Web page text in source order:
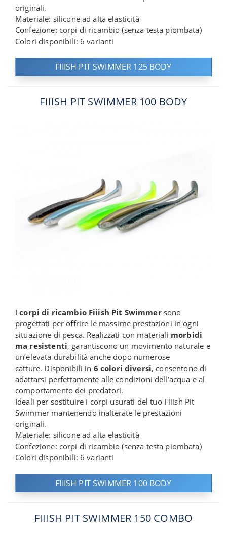
originali.
Materiale: silicone ad alta elasticità
Confezione: corpi di ricambio (senza testa piombata)
Colori disponibili: 6 varianti
FIIISH PIT SWIMMER 125 BODY
FIIISH PIT SWIMMER 100 BODY
Icorpi di ricambio Fiiish Pit Swimmersono
progettati per offrire le massime prestazioni in ogni
situazione di pesca. Realizzati con materiali morbidi
ma resistenti, garantiscono un movimento naturale e
un’elevata durabilità anche dopo numerose
catture. Disponibili in 6 colori diversi, consentono di
adattarsi perfettamente alle condizioni dell’acqua e al
comportamento dei predatori.
Ideali per sostituire i corpi usurati del tuo Fiiish Pit
Swimmer mantenendo inalterate le prestazioni
originali.
Materiale: silicone ad alta elasticità
Confezione: corpi di ricambio (senza testa piombata)
Colori disponibili: 6 varianti
FIIISH PIT SWIMMER 100 BODY
FIIISH PIT SWIMMER 150 COMBO